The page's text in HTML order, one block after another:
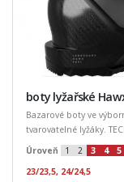
boty lyžařské
Bazarové boty ve
tvarovatelné lyžáky.
Úroveň
1 2 3 4 5
23/23,5, 24/24,5